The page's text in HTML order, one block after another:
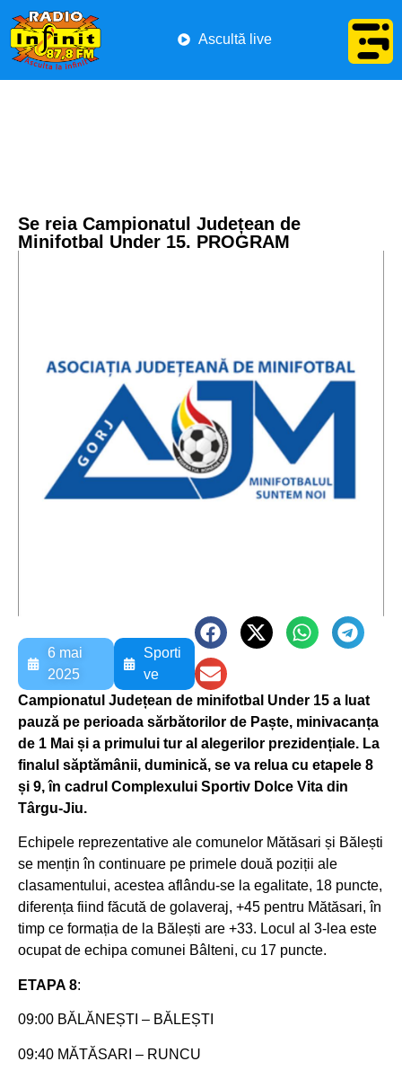
Ascultă live
Se reia Campionatul Județean de
Minifotbal Under 15. PROGRAM
6 mai
2025
Sporti
ve
Campionatul Județean de minifotbal Under 15 a luat
pauză pe perioada sărbătorilor de Paște, minivacanța
de 1 Mai și a primului tur al alegerilor prezidențiale. La
finalul săptămânii, duminică, se va relua cu etapele 8
și 9, în cadrul Complexului Sportiv Dolce Vita din
Târgu-Jiu.
Echipele reprezentative ale comunelor Mătăsari și Bălești
se mențin în continuare pe primele două poziții ale
clasamentului, acestea aflându-se la egalitate, 18 puncte,
diferența fiind făcută de golaveraj, +45 pentru Mătăsari, în
timp ce formația de la Bălești are +33. Locul al 3-lea este
ocupat de echipa comunei Bâlteni, cu 17 puncte.
ETAPA 8:
09:00 BĂLĂNEȘTI – BĂLEȘTI
09:40 MĂTĂSARI – RUNCU